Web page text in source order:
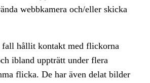
webbkamera och/eller skicka
fall hållit kontakt med flickorna
ibland uppträtt under flera
flicka. De har även delat bilder